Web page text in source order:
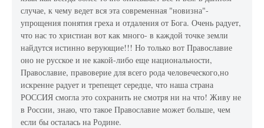
случае, к чему ведет вся эта современная "новизна"-
упрощения понятия греха и отдаления от Бога. Очень радует,
что нас то христиан вот как много- в каждой точке земли
найдутся истинно верующие!!! Но только вот Православие
оно не русское и не какой-либо еще национальности,
Православие, правоверие для всего рода человеческого,но
искренне радует и трепещет середце, что наша страна
РОССИЯ смогла это сохранить не смотря ни на что! Живу не
в России, знаю, что такое Православие может больше, чем
если бы осталась на Родине.